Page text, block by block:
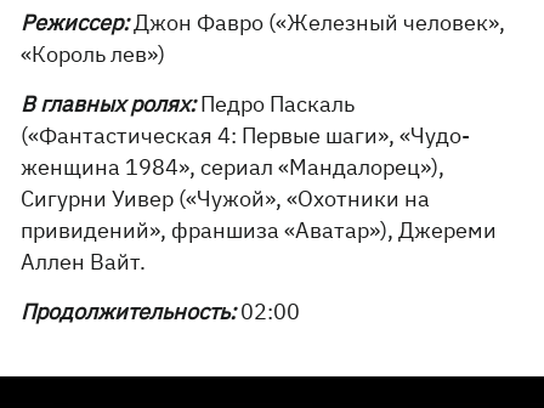
Режиссер:Джон Фавро («Железный человек»,
«Король лев»)
В главных ролях:Педро Паскаль
(«Фантастическая 4: Первые шаги», «Чудо-
женщина 1984», сериал «Мандалорец»),
Сигурни Уивер («Чужой», «Охотники на
привидений», франшиза «Аватар»), Джереми
Аллен Вайт.
Продолжительность:02:00